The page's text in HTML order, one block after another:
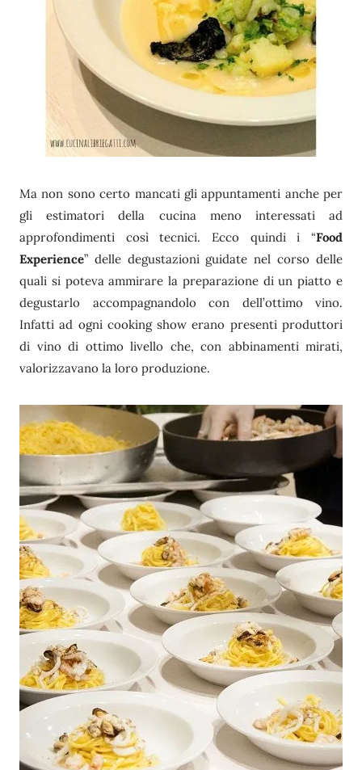
Ma non sono certo mancati gli appuntamenti anche per
gli estimatori della cucina meno interessati ad
approfondimenti così tecnici. Ecco quindi i “Food
Experience” delle degustazioni guidate nel corso delle
quali si poteva ammirare la preparazione di un piatto e
degustarlo accompagnandolo con dell’ottimo vino.
Infatti ad ogni cooking show erano presenti produttori
di vino di ottimo livello che, con abbinamenti mirati,
valorizzavano la loro produzione.